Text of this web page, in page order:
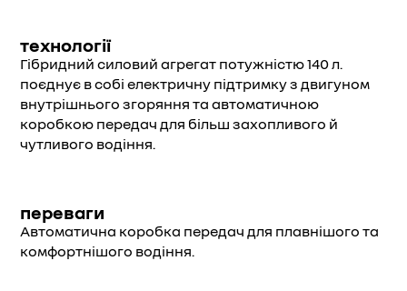
технології
Гібридний силовий агрегат потужністю 140 л.
поєднує в собі електричну підтримку з двигуном
внутрішнього згоряння та автоматичною
коробкою передач для більш захопливого й
чутливого водіння.
переваги
Автоматична коробка передач для плавнішого та
комфортнішого водіння.